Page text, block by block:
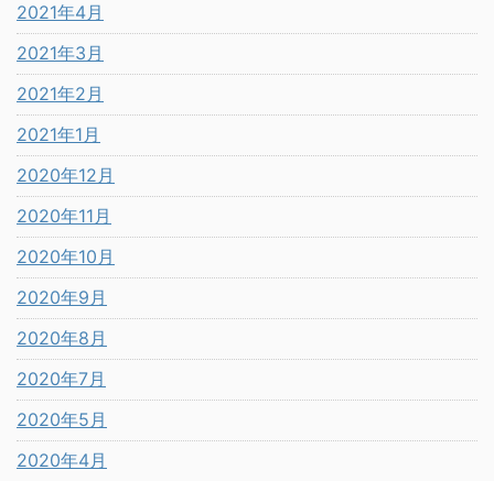
2021年4月
2021年3月
2021年2月
2021年1月
2020年12月
2020年11月
2020年10月
2020年9月
2020年8月
2020年7月
2020年5月
2020年4月